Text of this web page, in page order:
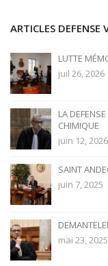
ARTICLES DEFENSE
LUTTE
juil 26, 2026
LA
CHIMIQUE
juin 12, 2026
SAINT
juin 7, 2025
mai 23, 2025